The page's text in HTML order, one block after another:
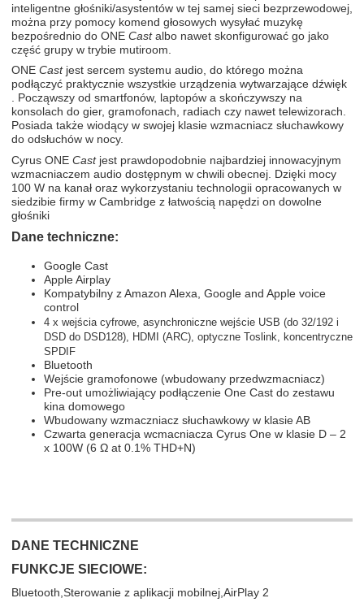
inteligentne głośniki/asystentów w tej samej sieci bezprzewodowej,
można przy pomocy komend głosowych wysyłać muzykę
bezpośrednio do ONE Castalbo nawet skonfigurować go jako
część grupy w trybie mutiroom.
ONE Cast jest sercem systemu audio, do którego można
podłączyć praktycznie wszystkie urządzenia wytwarzające dźwięk
. Począwszy od smartfonów, laptopów a skończywszy na
konsolach do gier, gramofonach, radiach czy nawet telewizorach.
Posiada także wiodący w swojej klasie wzmacniacz słuchawkowy
do odsłuchów w nocy.
Cyrus ONE Castjest prawdopodobnie najbardziej innowacyjnym
wzmacniaczem audio dostępnym w chwili obecnej. Dzięki mocy
100 W na kanał oraz wykorzystaniu technologii opracowanych w
siedzibie firmy w Cambridge z łatwością napędzi on dowolne
głośniki
Dane techniczne:
Google Cast
Apple Airplay
Kompatybilny z Amazon Alexa, Google and Apple voice
control
4 x wejścia cyfrowe, asynchroniczne wejście USB (do 32/192 i
DSD do DSD128), HDMI (ARC), optyczne Toslink, koncentryczne
SPDIF
Bluetooth
Wejście gramofonowe (wbudowany przedwzmacniacz)
Pre-out umożliwiający podłączenie One Cast do zestawu
kina domowego
Wbudowany wzmaczniacz słuchawkowy w klasie AB
Czwarta generacja wcmacniacza Cyrus One w klasie D – 2
x 100W (6 Ω at 0.1% THD+N)
DANE TECHNICZNE
FUNKCJE SIECIOWE:
Bluetooth,Sterowanie z aplikacji mobilnej,AirPlay 2